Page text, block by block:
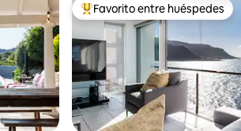
Favorito entre huéspedes
Favorito entre huéspedes